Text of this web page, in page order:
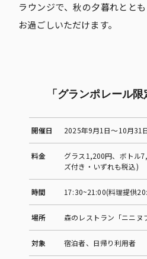
ラウンジで、秋の夕暮れとと
お過ごしいただけます。
「グランポレール
開催日 2025年9月1日〜10月31
料金
グラス1,200円、ボトル
ズ付き・いずれも税込)
時間 17:30~21:00(料理提供
場所 森のレストラン「ニニヌ
対象 宿泊者、日帰り利用者